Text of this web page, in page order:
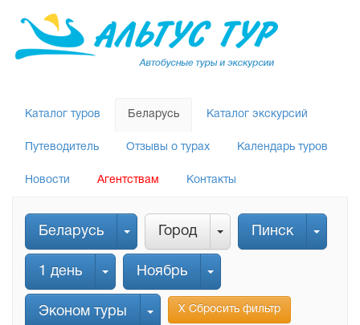
Каталог туров Беларусь Каталог экскурсий
Путеводитель Отзывы о турах Календарь туров
Новости Агентствам Контакты
Беларусь Город Пинск
1 день Ноябрь
Эконом туры Х Сбросить фильтр